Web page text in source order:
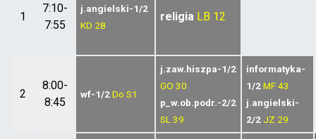
1
7:10-
7:55
j.angielski-1/2
KD 28
religia LB 12
2
8:00-
8:45
wf-1/2Do S1
j.zaw.hiszpa-1/2
GO 30
p_w.ob.podr.-2/2
SL 39
informatyka-
1/2MF43
j.angielski-
2/2 JZ 29